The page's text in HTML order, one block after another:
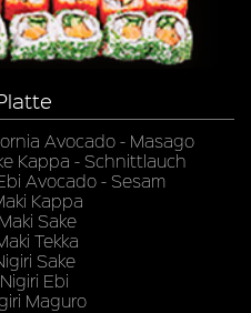
Avocado - Masago
Kappa - Schnittlauch
Avocado - Sesam
Kappa
Sake
Tekka
Sake
Ebi
Maguro